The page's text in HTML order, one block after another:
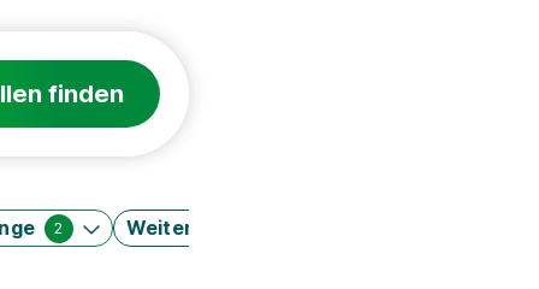
finden
2 Weitere Filter